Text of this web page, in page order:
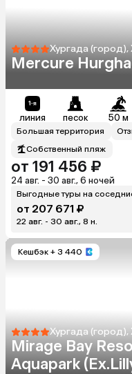
Хургада (город),
Mercure
линия песок 50 м
Большая территория
Собственный пляж
от 191 456 ₽
24 авг. - 30 авг., 6 ночей
Выгодные туры на
от 207 671 ₽
22 авг. - 30 авг., 8 н.
Кешбэк + 3 440
Хургада (город),
Mirage Bay
Aquapark